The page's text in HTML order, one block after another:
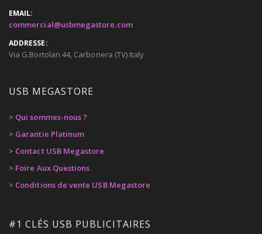
EMAIL:
commercial@usbmegastore.com
ADDRESSE:
Via G.Bortolan 44, Carbonera (TV) Italy
USB MEGASTORE
> Qui sommes-nous ?
> Garantie Platinum
> Contact USB Megastore
> Foire Aux Questions
> Conditions de vente USB Megastore
#1 CLÉS USB PUBLICITAIRES